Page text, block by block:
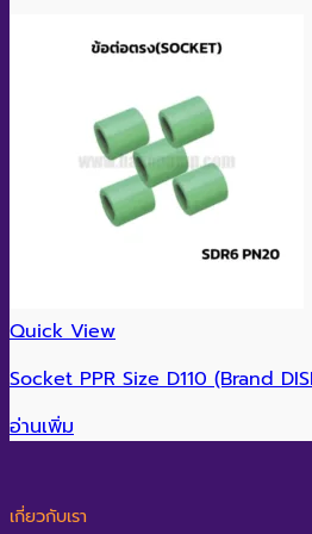
Quick View
Socket PPR Size D110 (Brand
อ่านเพิ่ม
เกี่ยวกับเรา